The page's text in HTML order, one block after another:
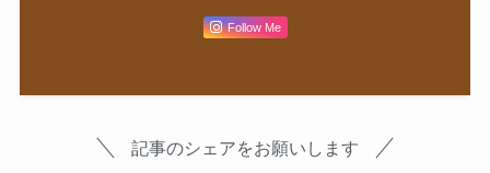
Follow Me
記事のシェアをお願いします